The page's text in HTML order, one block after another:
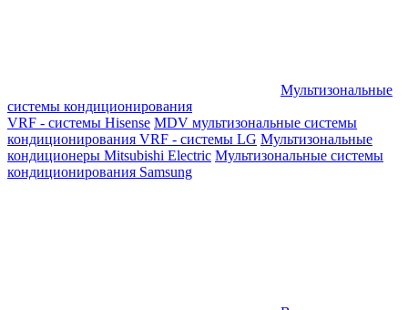
Мультизональные
системы кондиционирования
VRF - системы Hisense MDV мультизональные системы
кондиционирования VRF - системы LG Мультизональные
кондиционеры Mitsubishi Electric Мультизональные системы
кондиционирования Samsung